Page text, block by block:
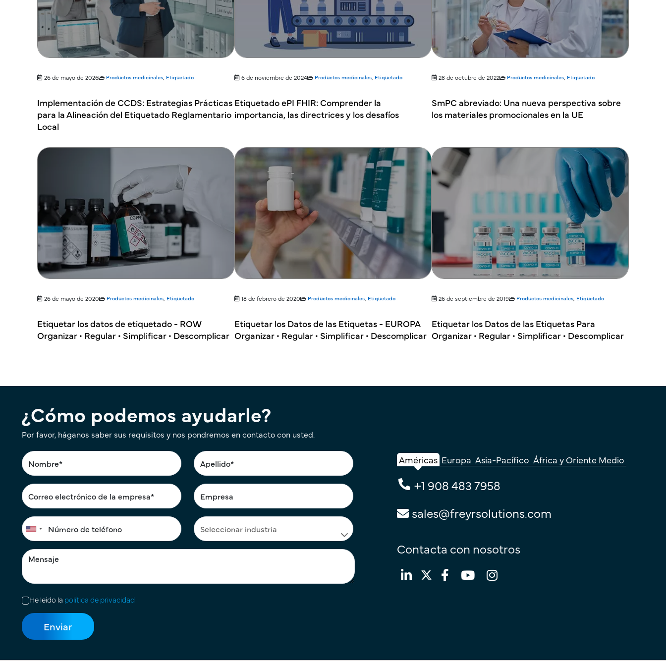
26 de mayo de 2026 Productos medicinales, Etiquetado
Implementación de CCDS: Estrategias Prácticas
para la Alineación del Etiquetado Reglamentario
Local
6 de noviembre de 2024 Productos medicinales, Etiquetado
Etiquetado ePI FHIR: Comprender la
importancia, las directrices y los desafíos
28 de octubre de 2022 Productos medicinales, Etiquetado
SmPC abreviado: Una nueva perspectiva sobre
los materiales promocionales en la UE
26 de mayo de 2020 Productos medicinales, Etiquetado
Etiquetar los datos de etiquetado - ROW
Organizar • Regular • Simplificar • Descomplicar
18 de febrero de 2020 Productos medicinales, Etiquetado
Etiquetar los Datos de las Etiquetas - EUROPA
Organizar • Regular • Simplificar • Descomplicar
26 de septiembre de 2019 Productos medicinales, Etiquetado
Etiquetar los Datos de las Etiquetas Para
Organizar • Regular • Simplificar • Descomplicar
¿Cómo podemos ayudarle?
Por favor, háganos saber sus requisitos y nos pondremos en contacto con usted.
He leído la política de privacidad
Américas Europa Asia-Pacífico África y Oriente Medio
+1 908 483 7958
sales@freyrsolutions.com
Contacta con nosotros